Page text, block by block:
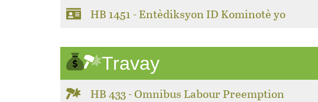
HB 1451 - Entèdiksyon ID Kominotè yo
Travay
HB 433 - Omnibus Labour Preemption